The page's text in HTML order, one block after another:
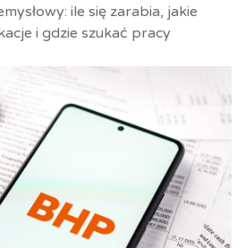
ile się zarabia, jakie
i gdzie szukać pracy